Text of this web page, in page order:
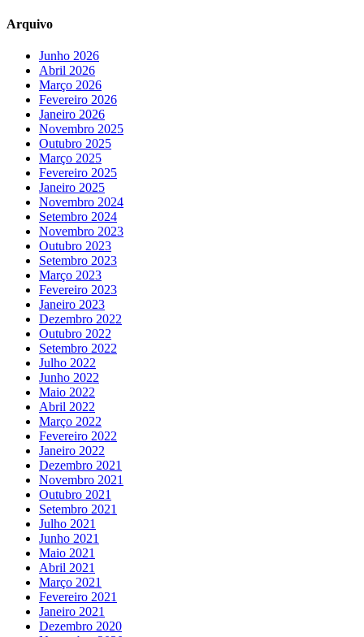
Arquivo
Junho 2026
Abril 2026
Março 2026
Fevereiro 2026
Janeiro 2026
Novembro 2025
Outubro 2025
Março 2025
Fevereiro 2025
Janeiro 2025
Novembro 2024
Setembro 2024
Novembro 2023
Outubro 2023
Setembro 2023
Março 2023
Fevereiro 2023
Janeiro 2023
Dezembro 2022
Outubro 2022
Setembro 2022
Julho 2022
Junho 2022
Maio 2022
Abril 2022
Março 2022
Fevereiro 2022
Janeiro 2022
Dezembro 2021
Novembro 2021
Outubro 2021
Setembro 2021
Julho 2021
Junho 2021
Maio 2021
Abril 2021
Março 2021
Fevereiro 2021
Janeiro 2021
Dezembro 2020